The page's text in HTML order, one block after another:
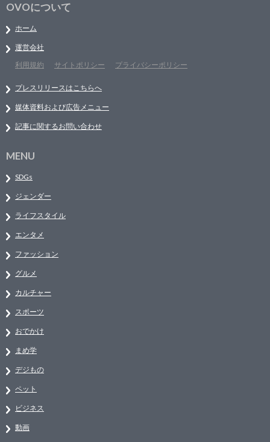
OVOについて
ホーム
運営会社
利用規約
サイトポリシー プライバシーポリシー
プレスリリースはこちらへ
媒体資料および広告メニュー
記事に関するお問い合わせ
MENU
SDGs
ジェンダー
ライフスタイル
エンタメ
ファッション
グルメ
カルチャー
スポーツ
おでかけ
まめ学
デジもの
ペット
ビジネス
動画